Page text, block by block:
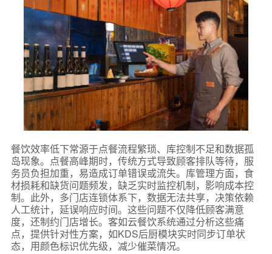
餐饮效率低下常源于点餐流程繁琐、库控制不足和数据孤
岛现象。点餐高峰期时，传统方式导致顾客排队等待，服
务员负担加重，易造成订单错误或流失。库管理方面，食
材损耗和缺货问题频发，缺乏实时监控机制，影响成本控
制。此外，多门店连锁体系下，数据无法共享，决策依赖
人工统计，延误响应时间。这些问题不仅降低顾客满意
度，还制约门店增长。客如云餐饮系统通过分析这些痛
点，提供针对性方案，如KDS后厨模块实时同步订单状
态，用颜色标识优先级，减少催菜情况。